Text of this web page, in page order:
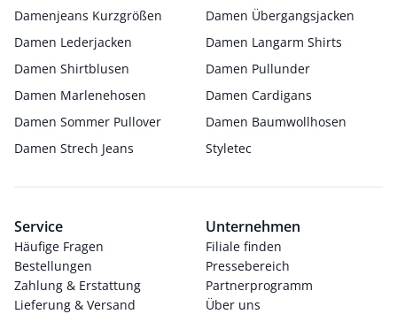
Damenjeans Kurzgrößen
Damen Übergangsjacken
Damen Lederjacken
Damen Langarm Shirts
Damen Shirtblusen
Damen Pullunder
Damen Marlenehosen
Damen Cardigans
Damen Sommer Pullover
Damen Baumwollhosen
Damen Strech Jeans
Styletec
Service
Häufige Fragen
Bestellungen
Zahlung & Erstattung
Lieferung & Versand
Unternehmen
Filiale finden
Pressebereich
Partnerprogramm
Über uns